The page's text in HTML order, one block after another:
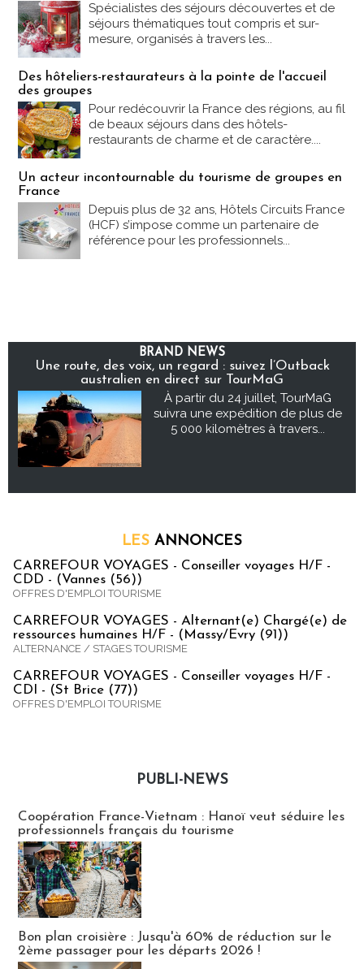
Spécialistes des séjours découvertes et de
séjours thématiques tout compris et sur-
mesure, organisés à travers les...
Des hôteliers-restaurateurs à la pointe de l'accueil
des groupes
Pour redécouvrir la France des régions, au fil
de beaux séjours dans des hôtels-
restaurants de charme et de caractère....
Un acteur incontournable du tourisme de groupes en
France
Depuis plus de 32 ans, Hôtels Circuits France
(HCF) s’impose comme un partenaire de
référence pour les professionnels...
BRAND NEWS
Une route, des voix, un regard : suivez l’Outback
australien en direct sur TourMaG
À partir du 24 juillet, TourMaG
suivra une expédition de plus de
5 000 kilomètres à travers...
LES ANNONCES
CARREFOUR VOYAGES - Conseiller voyages H/F -
CDD - (Vannes (56))
OFFRES D'EMPLOI TOURISME
CARREFOUR VOYAGES - Alternant(e) Chargé(e) de
ressources humaines H/F - (Massy/Evry (91))
ALTERNANCE / STAGES TOURISME
CARREFOUR VOYAGES - Conseiller voyages H/F -
CDI - (St Brice (77))
OFFRES D'EMPLOI TOURISME
PUBLI-NEWS
Coopération France-Vietnam : Hanoï veut séduire les
professionnels français du tourisme
Bon plan croisière : Jusqu'à 60% de réduction sur le
2ème passager pour les départs 2026 !